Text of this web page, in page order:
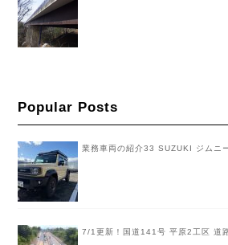
Popular Posts
業務車両の紹介33 SUZUKI ジムニ
7/1更新！国道141号 平原2工区 道